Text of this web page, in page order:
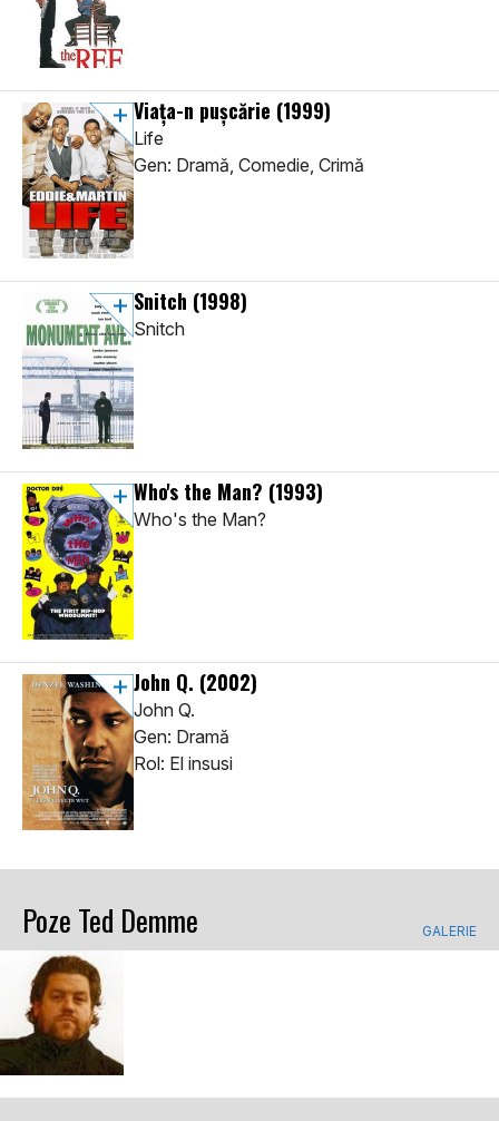
Viața-n pușcărie (1999)
Life
Gen: Dramă, Comedie, Crimă
Snitch (1998)
Snitch
Who's the Man? (1993)
Who's the Man?
John Q. (2002)
John Q.
Gen: Dramă
Rol: El insusi
Poze Ted Demme GALERIE